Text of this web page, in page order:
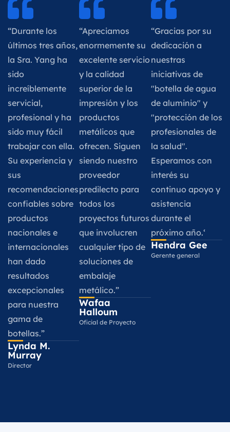
“Durante los
últimos tres años,
la Sra. Yang ha
sido
increíblemente
servicial,
profesional y ha
sido muy fácil
trabajar con ella.
Su experiencia y
sus
recomendaciones
confiables sobre
productos
nacionales e
internacionales
han dado
resultados
excepcionales
para nuestra
gama de
botellas.”
Lynda M.
Murray
Director
“Apreciamos
enormemente su
excelente servicio
y la calidad
superior de la
impresión y los
productos
metálicos que
ofrecen. Siguen
siendo nuestro
proveedor
predilecto para
todos los
proyectos futuros
que involucren
cualquier tipo de
soluciones de
embalaje
metálico.”
Wafaa
Halloum
Oficial de Proyecto
“Gracias por su
dedicación a
nuestras
iniciativas de
"botella de agua
de aluminio" y
"protección de los
profesionales de
la salud".
Esperamos con
interés su
continuo apoyo y
asistencia
durante el
próximo año.‘
Hendra Gee
Gerente general